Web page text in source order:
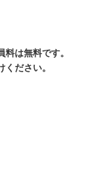
は無料です。
ださい。